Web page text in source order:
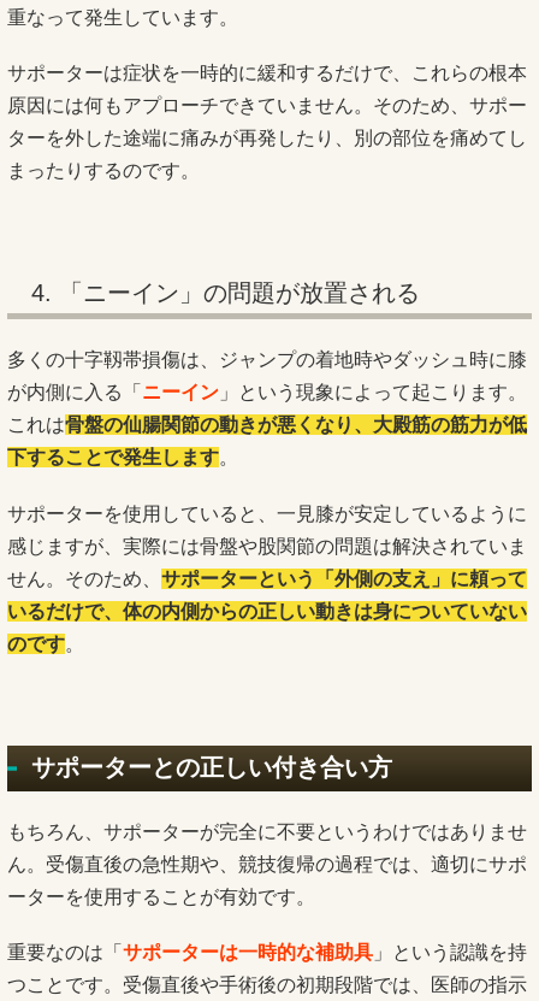
重なって発生しています。
サポーターは症状を一時的に緩和するだけで、これらの根本
原因には何もアプローチできていません。そのため、サポー
ターを外した途端に痛みが再発したり、別の部位を痛めてし
まったりするのです。
4. 「ニーイン」の問題が放置される
多くの十字靱帯損傷は、ジャンプの着地時やダッシュ時に膝
が内側に入る「 ニーイン 」という現象によって起こります。
これは骨盤の仙腸関節の動きが悪くなり、大殿筋の筋力が低
下することで発生します。
サポーターを使用していると、一見膝が安定しているように
感じますが、実際には骨盤や股関節の問題は解決されていま
せん。そのため、 サポーターという「外側の支え」に頼って
いるだけで、体の内側からの正しい動きは身についていない
のです。
サポーターとの正しい付き合い方
もちろん、サポーターが完全に不要というわけではありませ
ん。受傷直後の急性期や、競技復帰の過程では、適切にサポ
ーターを使用することが有効です。
重要なのは「 サポーターは一時的な補助具 」という認識を持
つことです。受傷直後や手術後の初期段階では、医師の指示